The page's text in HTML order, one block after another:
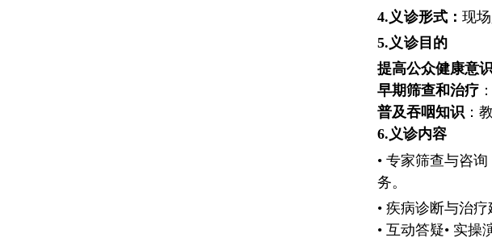
4. 义诊形式：现
5. 义诊目的
提高公众健康意
早期筛查和治疗
普及吞咽知识 ：
6. 义诊内容
• 专家筛查与咨
务。
• 疾病诊断与治疗
• 互动答疑• 实操